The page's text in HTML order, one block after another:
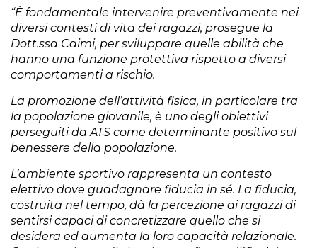
“È fondamentale intervenire preventivamente nei
diversi contesti di vita dei ragazzi, prosegue la
Dott.ssa Caimi, per sviluppare quelle abilità che
hanno una funzione protettiva rispetto a diversi
comportamenti a rischio.
La promozione dell’attività fisica, in particolare tra
la popolazione giovanile, è uno degli obiettivi
perseguiti da ATS come determinante positivo sul
benessere della popolazione.
L’ambiente sportivo rappresenta un contesto
elettivo dove guadagnare fiducia in sé. La fiducia,
costruita nel tempo, dà la percezione ai ragazzi di
sentirsi capaci di concretizzare quello che si
desidera ed aumenta la loro capacità relazionale.